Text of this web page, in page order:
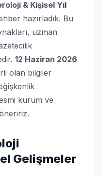
& Kişisel Yıl
hazırladık. Bu
uzman
12 Haziran 2026
olan bilgiler
kurum ve
Gelişmeler